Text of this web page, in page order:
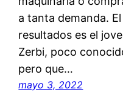
a tanta demanda.
resultados es el
Zerbi, poco
pero que…
mayo 3, 2022